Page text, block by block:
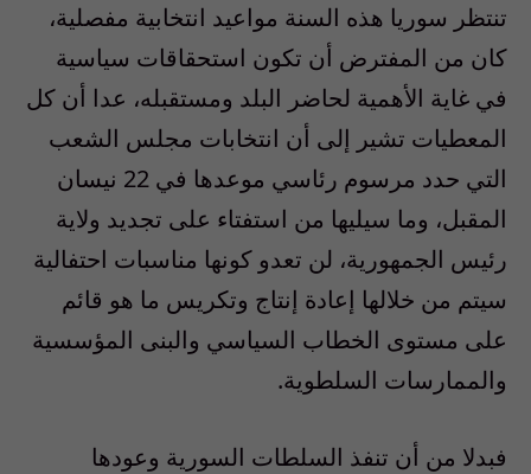
تنتظر سوريا هذه السنة مواعيد انتخابية مفصلية،
كان من المفترض أن تكون استحقاقات سياسية
في غاية الأهمية لحاضر البلد ومستقبله، عدا أن كل
المعطيات تشير إلى أن انتخابات مجلس الشعب
التي حدد مرسوم رئاسي موعدها في 22 نيسان
المقبل، وما سيليها من استفتاء على تجديد ولاية
رئيس الجمهورية، لن تعدو كونها مناسبات احتفالية
سيتم من خلالها إعادة إنتاج وتكريس ما هو قائم
على مستوى الخطاب السياسي والبنى المؤسسية
والممارسات السلطوية.
فبدلا من أن تنفذ السلطات السورية وعودها